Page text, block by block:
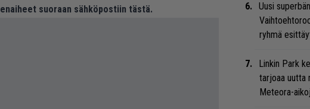
suoraan sähköpostiin tästä.
Uusi
ryhmä
Linkin Park
tarjoaa uutta
Meteora-